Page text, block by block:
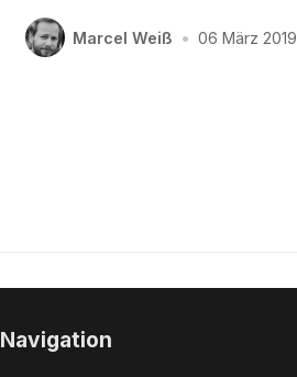
Marcel Weiß • 06 März 2019
Navigation